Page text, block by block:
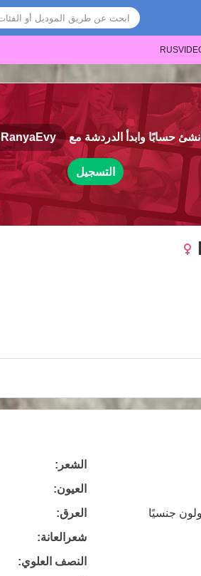
أنشئ حسابًا وابدأ الدردشة مع RanyaEvy!
التسجيل
جنسيًا
الشعر:
العيون:
العرق:
شعرالعانة:
النصف العلوي: